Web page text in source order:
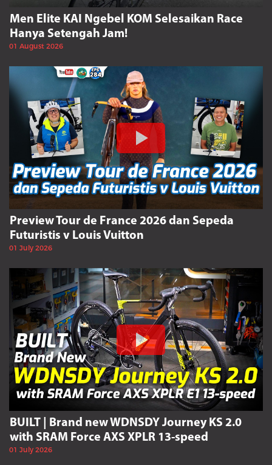
Men Elite KAI Ngebel KOM Selesaikan Race
Hanya Setengah Jam!
01 August 2026
Preview Tour de France 2026 dan Sepeda
Futuristis v Louis Vuitton
01 July 2026
BUILT | Brand new WDNSDY Journey KS 2.0
with SRAM Force AXS XPLR 13-speed
01 July 2026